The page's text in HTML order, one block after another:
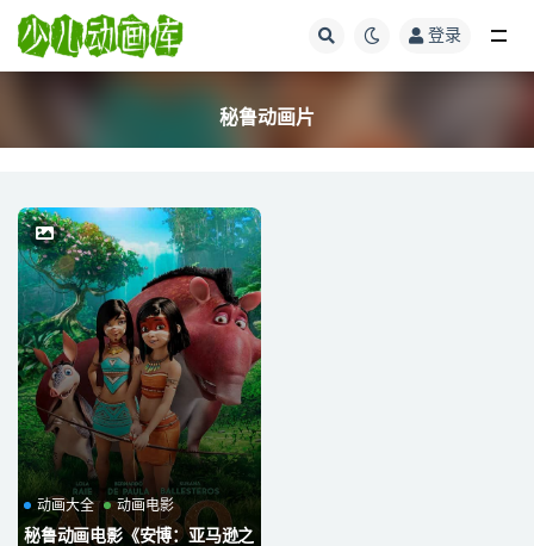
登录
秘鲁动画片
动画大全 动画电影
秘鲁动画电影《安博：亚马逊之